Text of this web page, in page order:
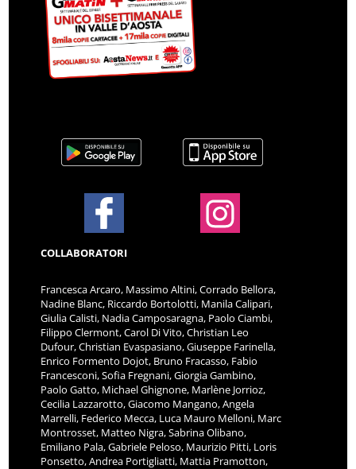
COLLABORATORI
Francesca Arcaro, Massimo Altini, Corrado Bellora,
Nadine Blanc, Riccardo Bortolotti, Manila Calipari,
Giulia Calisti, Nadia Camposaragna, Paolo Ciambi,
Filippo Clermont, Carol Di Vito, Christian Leo
Dufour, Christian Evaspasiano, Giuseppe Farinella,
Enrico Formento Dojot, Bruno Fracasso, Fabio
Francesconi, Sofia Fregnani, Giorgia Gambino,
Paolo Gatto, Michael Ghignone, Marlène Jorrioz,
Cecilia Lazzarotto, Giacomo Mangano, Angela
Marrelli, Federico Mecca, Luca Mauro Melloni, Marc
Montrosset, Matteo Nigra, Sabrina Olibano,
Emiliano Pala, Gabriele Peloso, Maurizio Pitti, Loris
Ponsetto, Andrea Portigliatti, Mattia Pramotton,